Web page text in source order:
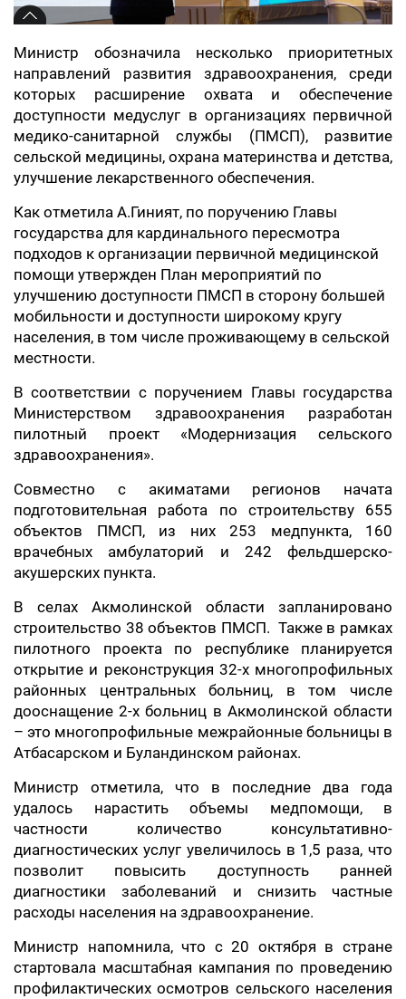
Министр обозначила несколько приоритетных
направлений развития здравоохранения, среди
которых расширение охвата и обеспечение
доступности медуслуг в организациях первичной
медико-санитарной службы (ПМСП), развитие
сельской медицины, охрана материнства и детства,
улучшение лекарственного обеспечения.
Как отметила А.Гиният, по поручению Главы
государства для кардинального пересмотра
подходов к организации первичной медицинской
помощи утвержден План мероприятий по
улучшению доступности ПМСП в сторону большей
мобильности и доступности широкому кругу
населения, в том числе проживающему в сельской
местности.
В соответствии с поручением Главы государства
Министерством здравоохранения разработан
пилотный проект «Модернизация сельского
здравоохранения».
Совместно с акиматами регионов начата
подготовительная работа по строительству 655
объектов ПМСП, из них 253 медпункта, 160
врачебных амбулаторий и 242 фельдшерско-
акушерских пункта.
В селах Акмолинской области запланировано
строительство 38 объектов ПМСП. Также в рамках
пилотного проекта по республике планируется
открытие и реконструкция 32-х многопрофильных
районных центральных больниц, в том числе
дооснащение 2-х больниц в Акмолинской области
– это многопрофильные межрайонные больницы в
Атбасарском и Буландинском районах.
Министр отметила, что в последние два года
удалось нарастить объемы медпомощи, в
частности количество консультативно-
диагностических услуг увеличилось в 1,5 раза, что
позволит повысить доступность ранней
диагностики заболеваний и снизить частные
расходы населения на здравоохранение.
Министр напомнила, что с 20 октября в стране
стартовала масштабная кампания по проведению
профилактических осмотров сельского населения